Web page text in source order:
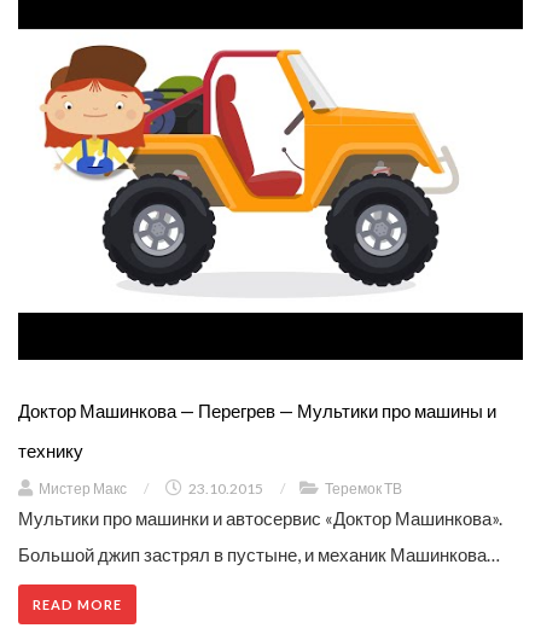
Доктор Машинкова — Перегрев — Мультики про машины и
технику
Мистер Макс / 23.10.2015 / Теремок ТВ
Мультики про машинки и автосервис «Доктор Машинкова».
Большой джип застрял в пустыне, и механик Машинкова…
READ MORE